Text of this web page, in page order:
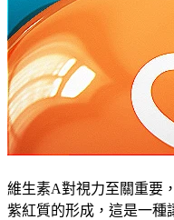
影響，眼睛健康可能受
變、黃斑部病變、青光眼
的是，營養在保護眼睛健
介紹9種對眼睛健康有益
食中獲得保護視力的關鍵
維生素A
維生素A對視力至關重要
紫紅質的形成，這是一種